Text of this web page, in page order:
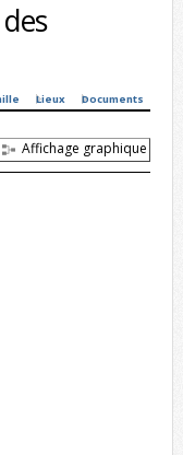
Lieux Documents
Affichage graphique